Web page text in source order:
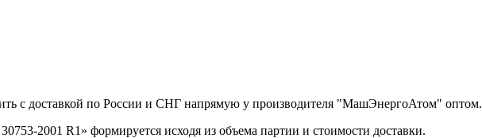
с доставкой по России и СНГ напрямую у производителя "МашЭнергоАтом" оптом.
2001 R1» формируется исходя из объема партии и стоимости доставки.